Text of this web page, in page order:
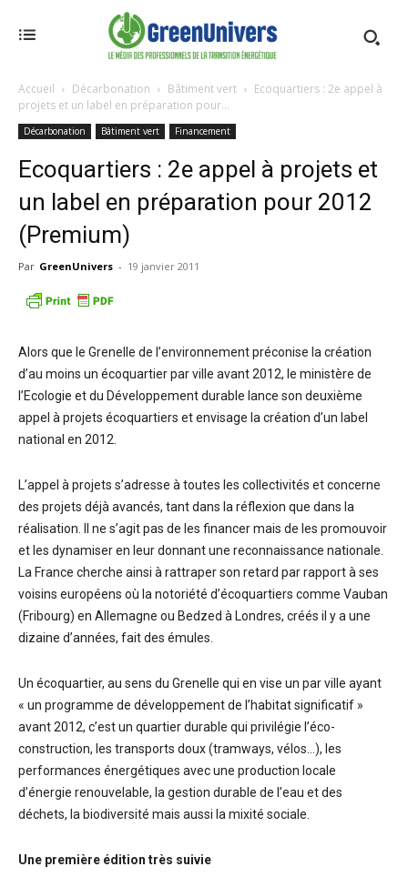
Accueil Décarbonation Bâtiment vert
Ecoquartiers : 2e appel à
projets et un label en préparation pour...
Décarbonation Bâtiment vert Financement
Ecoquartiers : 2e appel à projets et
un label en préparation pour 2012
(Premium)
Par GreenUnivers - 19 janvier 2011
Alors que le Grenelle de l’environnement préconise la création
d’au moins un écoquartier par ville avant 2012, le ministère de
l’Ecologie et du Développement durable lance son deuxième
appel à projets écoquartiers et envisage la création d’un label
national en 2012.
L’appel à projets s’adresse à toutes les collectivités et concerne
des projets déjà avancés, tant dans la réflexion que dans la
réalisation. Il ne s’agit pas de les financer mais de les promouvoir
et les dynamiser en leur donnant une reconnaissance nationale.
La France cherche ainsi à rattraper son retard par rapport à ses
voisins européens où la notoriété d’écoquartiers comme Vauban
(Fribourg) en Allemagne ou Bedzed à Londres, créés il y a une
dizaine d’années, fait des émules.
Un écoquartier, au sens du Grenelle qui en vise un par ville ayant
« un programme de développement de l’habitat significatif »
avant 2012, c’est un quartier durable qui privilégie l’éco-
construction, les transports doux (tramways, vélos…), les
performances énergétiques avec une production locale
d’énergie renouvelable, la gestion durable de l’eau et des
déchets, la biodiversité mais aussi la mixité sociale.
Une première édition très suivie